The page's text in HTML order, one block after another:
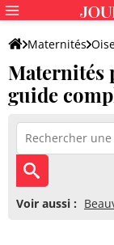
Maternités
Maternités
guide
Voir aussi :